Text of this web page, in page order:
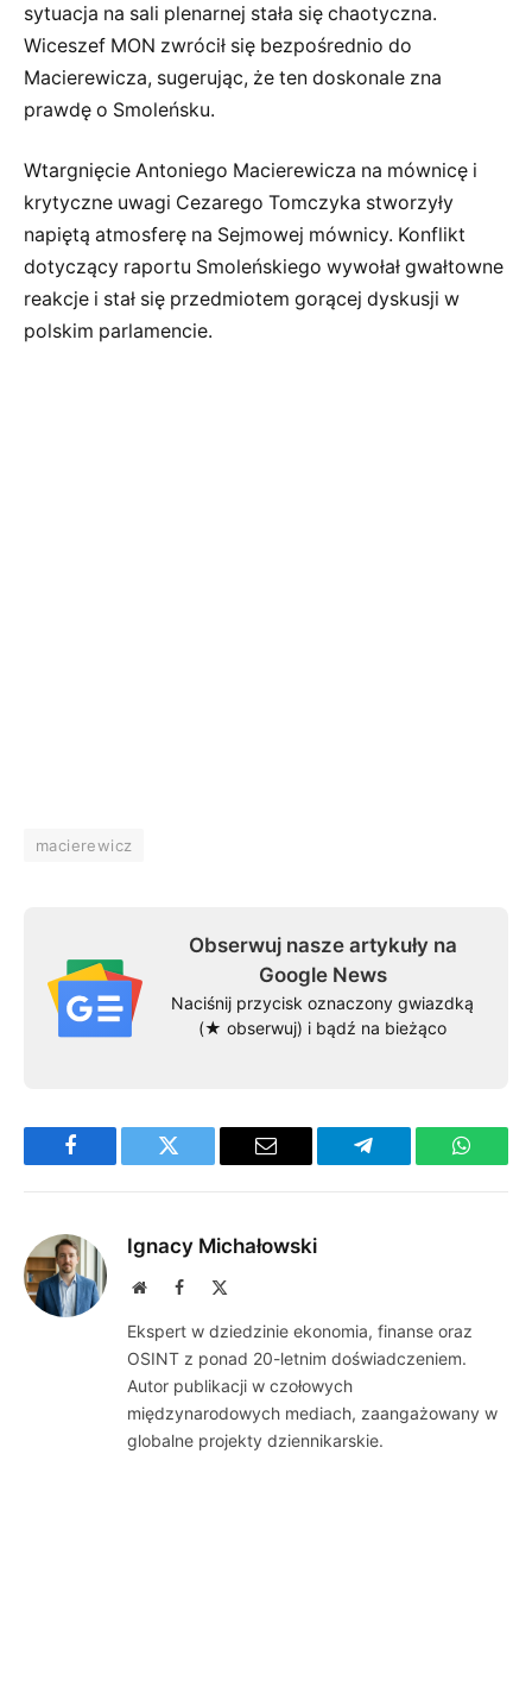
sytuacja na sali plenarnej stała się chaotyczna.
Wiceszef MON zwrócił się bezpośrednio do
Macierewicza, sugerując, że ten doskonale zna
prawdę o Smoleńsku.
Wtargnięcie Antoniego Macierewicza na mównicę i
krytyczne uwagi Cezarego Tomczyka stworzyły
napiętą atmosferę na Sejmowej mównicy. Konflikt
dotyczący raportu Smoleńskiego wywołał gwałtowne
reakcje i stał się przedmiotem gorącej dyskusji w
polskim parlamencie.
macierewicz
Obserwuj nasze artykuły na
Google News
Naciśnij przycisk oznaczony gwiazdką
(★ obserwuj) i bądź na bieżąco
Facebook Twitter Email Telegram
Ignacy Michałowski
WebsiteFacebook
Ekspert w dziedzinie ekonomia, finanse oraz
OSINT z ponad 20-letnim doświadczeniem.
Autor publikacji w czołowych
międzynarodowych mediach, zaangażowany w
globalne projekty dziennikarskie.